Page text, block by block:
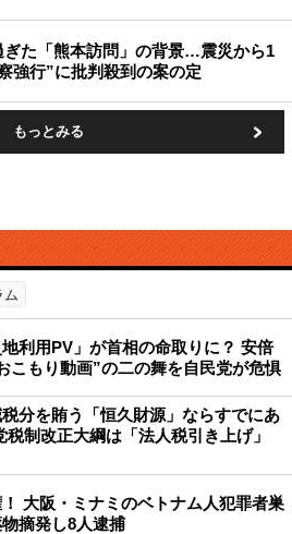
ぎた「熊本訪問」の背景…震災から1
強行”に批判殺到の案の定
もっとみる
ム
利用PV」が首相の命取りに？ 安倍
こもり動画”の二の舞を自民党が危惧
分を賄う「恒久財源」ならすでにあ
税制改正大綱は「法人税引き上げ」
大阪・ミナミのベトナム人犯罪者巣
摘発し8人逮捕